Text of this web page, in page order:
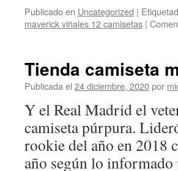
Publicado en Uncategorized |
maverick viñales 12 camisetas |
Tienda camiseta
Publicada el 24 diciembre, 2020por
Y el Real Madrid el
camiseta púrpura.
rookie del año en 2018
año según lo